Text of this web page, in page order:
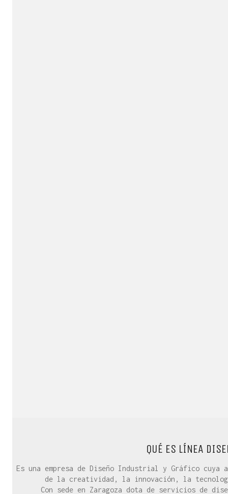
QUÉ ES LÍNEA
Es una empresa de Diseño Industrial y Gráfico
de la creatividad, la innovación, la
Con sede en Zaragoza dota de servicios de